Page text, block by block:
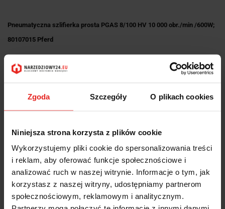
Zgoda Szczegóły O plikach cookies
Niniejsza strona korzysta z plików cookie
Wykorzystujemy pliki cookie do spersonalizowania treści
i reklam, aby oferować funkcje społecznościowe i
analizować ruch w naszej witrynie. Informacje o tym, jak
korzystasz z naszej witryny, udostępniamy partnerom
społecznościowym, reklamowym i analitycznym.
Pneumatyczna szlifierka prosta PGAS 8/100 HV 10 000 obr./min /600W;
80107015 Pferd
do narzędzi trzpieniowych.
odśrodkowej musi być eksploatowany z olejem.
Zalety:
Brak wirowania pyłu po stronie obrabianego elementu.
Wbudowany regulator siły odśrodkowej zapewnia stałą prędkość
obrotową podczas pracy.
Bezpieczna praca dzięki wyłącznikowi bezpieczeństwa.
Łatwe prowadzenie przy średniej mocy.
Wskazówki dotyczące bezpieczeństwa:Aby zapobiec przedwczesnemu